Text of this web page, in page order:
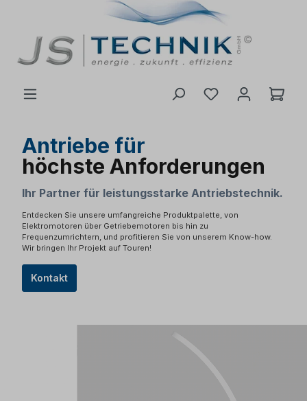
Antriebe für
höchste Anforderungen
Ihr Partner für leistungsstarke Antriebstechnik.
Entdecken Sie unsere umfangreiche Produktpalette, von
Elektromotoren über Getriebemotoren bis hin zu
Frequenzumrichtern, und profitieren Sie von unserem Know-how.
Wir bringen Ihr Projekt auf Touren!
Kontakt